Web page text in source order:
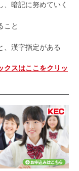
、暗記に努めていく
こと
、漢字指定がある
クスはここをクリッ